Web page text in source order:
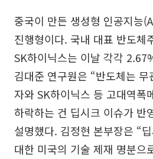
중국이 만든 생성형 인공지능
진행형이다. 국내 대표 반도체
SK하이닉스는 이날 각각
김대준 연구원은 “반도체는
자와 SK하이닉스 등 고대역폭
하락하는 건 딥시크 이슈가 반
설명했다. 김정현 본부장은 “
대한 미국의 기술 제재 명분으